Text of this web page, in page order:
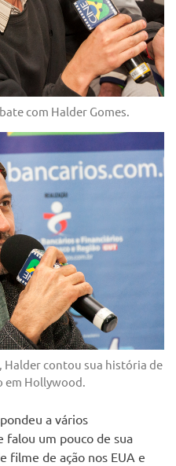
com Halder Gomes.
Halder contou sua história de
em Hollywood.
a vários
falou um pouco de sua
filme de ação nos EUA e